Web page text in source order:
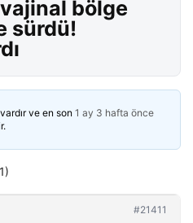
bölge
sürdü!
ve en son 1 ay 3 hafta önce
#21411